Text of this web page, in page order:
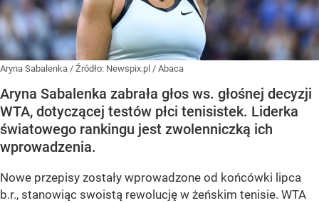
Aryna Sabalenka / Źródło: Newspix.pl / Abaca
Aryna Sabalenka zabrała głos ws. głośnej decyzji
WTA, dotyczącej testów płci tenisistek. Liderka
światowego rankingu jest zwolenniczką ich
wprowadzenia.
Nowe przepisy zostały wprowadzone od końcówki lipca
b.r., stanowiąc swoistą rewolucję w żeńskim tenisie. WTA